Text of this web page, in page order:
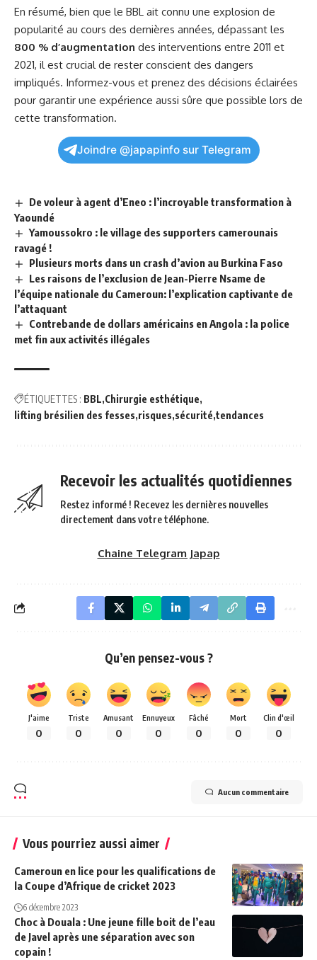
En résumé, bien que le BBL ait connu une explosion de
popularité au cours des dernières années, dépassant les
800 % d’augmentation des interventions entre 2011 et
2021, il est crucial de rester conscient des dangers
impliqués. Informez-vous et prenez des décisions éclairées
pour garantir une expérience aussi sûre que possible lors de
cette transformation.
Joindre @japapinfo sur Telegram
De voleur à agent d’Eneo : l’incroyable transformation à
Yaoundé
Yamoussokro : le village des supporters camerounais
ravagé !
Plusieurs morts dans un crash d’avion au Burkina Faso
Les raisons de l’exclusion de Jean-Pierre Nsame de
l’équipe nationale du Cameroun: l’explication captivante de
l’attaquant
Contrebande de dollars américains en Angola : la police
met fin aux activités illégales
ÉTIQUETTES : BBL Chirurgie esthétique
lifting brésilien des fesses risques sécurité tendances
Recevoir les actualités quotidiennes
Restez informé ! Recevez les dernières nouvelles
directement dans votre téléphone.
Chaine Telegram Japap
Qu’en pensez-vous ?
J'aime
0
Triste
0
Amusant
0
Ennuyeux
0
Fâché
0
Mort
0
Clin d'œil
0
Aucun commentaire
Vous pourriez aussi aimer
Cameroun en lice pour les qualifications de
la Coupe d’Afrique de cricket 2023
6 décembre 2023
Choc à Douala : Une jeune fille boit de l’eau
de Javel après une séparation avec son
copain !